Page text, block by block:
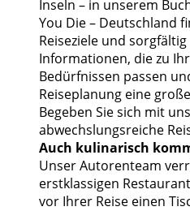
Inseln – in unserem
You Die – Deutschland
Reiseziele und
Informationen, die zu
Bedürfnissen passen
Reiseplanung eine
Begeben Sie sich mit
abwechslungsreiche
Auch kulinarisch
Unser Autorenteam
erstklassigen
vor Ihrer Reise einen